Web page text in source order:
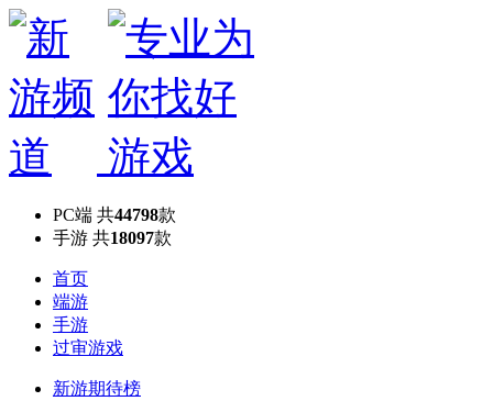
PC端 共44798款
手游 共18097款
首页
端游
手游
过审游戏
新游期待榜